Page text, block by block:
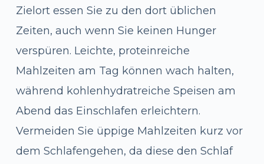
Zielort essen Sie zu den dort üblichen
Zeiten, auch wenn Sie keinen Hunger
verspüren. Leichte, proteinreiche
Mahlzeiten am Tag können wach halten,
während kohlenhydratreiche Speisen am
Abend das Einschlafen erleichtern.
Vermeiden Sie üppige Mahlzeiten kurz vor
dem Schlafengehen, da diese den Schlaf